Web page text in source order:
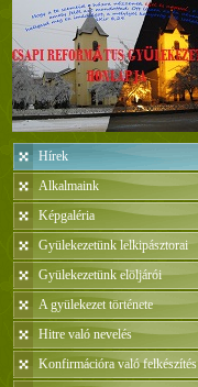
Hírek
Alkalmaink
Képgaléria
Gyülekezetünk lelkipásztorai
Gyülekezetünk elöljárói
A gyülekezet története
Hitre való nevelés
Konfirmációra való felkészítés